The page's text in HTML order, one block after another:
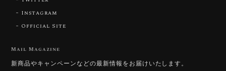
Instagram
Official Site
Mail Magazine
新商品やキャンペーンなどの最新情報をお届けいたします。